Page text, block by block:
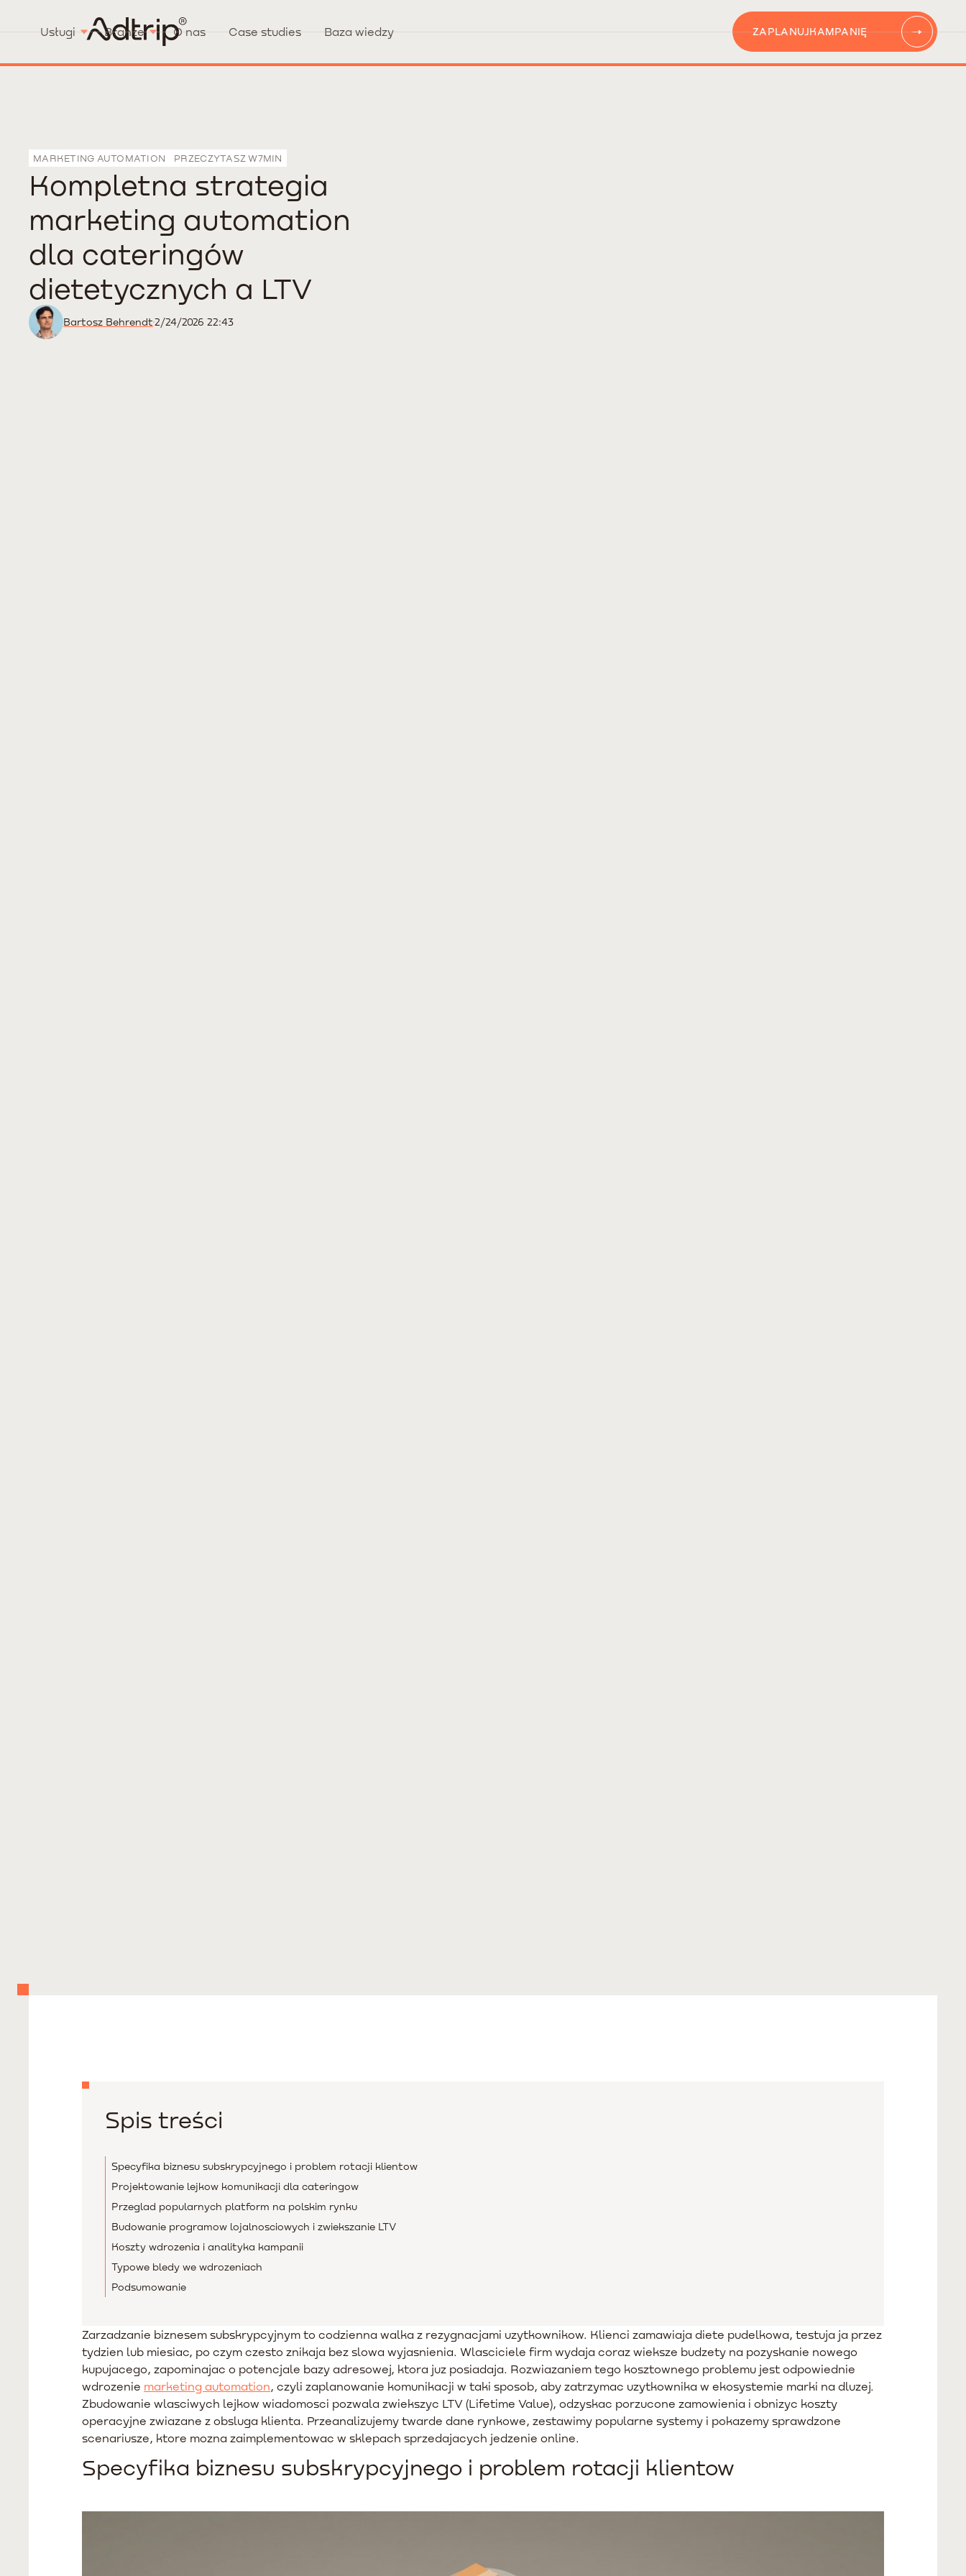
Usługi Branże O nas Case studies Baza wiedzy ZAPLANUJKAMPANIĘ
MARKETING AUTOMATION PRZECZYTASZ W7MIN
Kompletna strategia
marketing automation
dla cateringów
dietetycznych a LTV
Bartosz Behrendt2/24/2026 22:43
Spis treści
Specyfika biznesu subskrypcyjnego i problem rotacji klientow
Projektowanie lejkow komunikacji dla cateringow
Przeglad popularnych platform na polskim rynku
Budowanie programow lojalnosciowych i zwiekszanie LTV
Koszty wdrozenia i analityka kampanii
Typowe bledy we wdrozeniach
Podsumowanie
Zarzadzanie biznesem subskrypcyjnym to codzienna walka z rezygnacjami uzytkownikow. Klienci zamawiaja diete pudelkowa, testuja ja przez
tydzien lub miesiac, po czym czesto znikaja bez slowa wyjasnienia. Wlasciciele firm wydaja coraz wieksze budzety na pozyskanie nowego
kupujacego, zapominajac o potencjale bazy adresowej, ktora juz posiadaja. Rozwiazaniem tego kosztownego problemu jest odpowiednie
wdrozenie marketing automation, czyli zaplanowanie komunikacji w taki sposob, aby zatrzymac uzytkownika w ekosystemie marki na dluzej.
Zbudowanie wlasciwych lejkow wiadomosci pozwala zwiekszyc LTV (Lifetime Value), odzyskac porzucone zamowienia i obnizyc koszty
operacyjne zwiazane z obsluga klienta. Przeanalizujemy twarde dane rynkowe, zestawimy popularne systemy i pokazemy sprawdzone
scenariusze, ktore mozna zaimplementowac w sklepach sprzedajacych jedzenie online.
Specyfika biznesu subskrypcyjnego i problem rotacji klientow